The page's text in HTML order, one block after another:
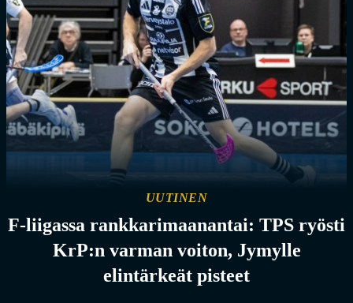
UUTINEN
F-liigassa rankkarimaanantai: TPS ryösti
KrP:n varman voiton, Jymylle
elintärkeät pisteet